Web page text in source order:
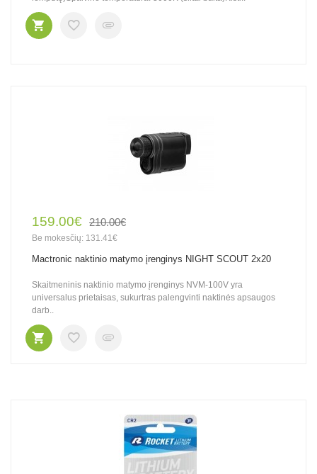
159.00€ 210.00€
Be mokesčių: 131.41€
Mactronic naktinio matymo įrenginys NIGHT SCOUT 2x20
Skaitmeninis naktinio matymo įrenginys NVM-100V yra
universalus prietaisas, sukurtras palengvinti naktinės apsaugos
darb..